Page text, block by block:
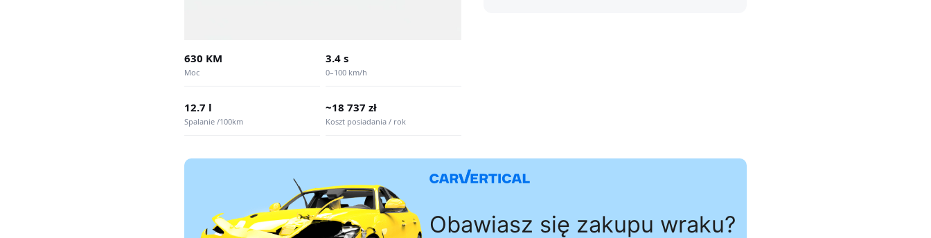
630 KM
Moc
3.4 s
0–100 km/h
12.7 l
Spalanie /100km
~18 737 zł
Koszt posiadania / rok